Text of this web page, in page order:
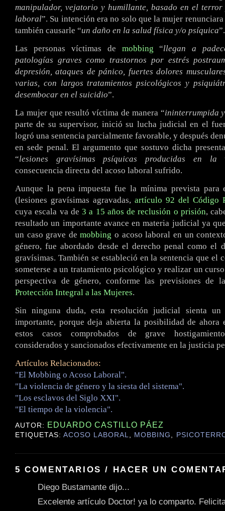
manipulador, vejatorio y humillante, basado en el
laboral”. Su intención era no solo que la mujer
también causarle “un daño en la salud física y/o psíquica”.
Las personas víctimas de mobbing“llegan a
patologías graves como trastornos por estrés
depresión, ataques de pánico, fuertes dolores
varias, con largos tratamientos psicológicos y
desembocar en el suicidio”.
La mujer que resultó víctima de manera “ininterrumpida
parte de su supervisor, inició su lucha judicial en el
logró una sentencia parcialmente favorable, y después
en sede penal. El argumento que sostuvo dicha
“lesiones gravísimas psíquicas producidas en la
consecuencia directa del acoso laboral sufrido.
Aunque la pena impuesta fue la mínima prevista para
(lesiones gravísimas agravadas, artículo 92 del Código
cuya escala va de3 a 15 años de reclusión o prisión,
resultado un importante avance en materia judicial ya
un caso grave demobbingo acoso laboral en un
género, fue abordado desde el derecho penal como el
gravísimas. También se estableció en la sentencia que el
someterse a un tratamiento psicológico y realizar un
perspectiva de género, conforme las previsiones de
Protección Integral a las Mujeres.
Sin ninguna duda, esta resolución judicial sienta un
importante, porque deja abierta la posibilidad de ahora
estos casos comprobados de grave
considerados y sancionados efectivamente en la justicia
Artículos Relacionados:
"El Mobbing o Acoso Laboral".
"La violencia de género y la siesta del sistema".
"Los esclavos del Siglo XXI".
"El tiempo de la violencia".
AUTOR: EDUARDO CASTILLO PÁEZ
ETIQUETAS:ACOSO LABORAL, MOBBING ,
5 COMENTARIOS / HACER UN
Diego Bustamante dijo...
Excelente artículo Doctor! ya lo comparto.